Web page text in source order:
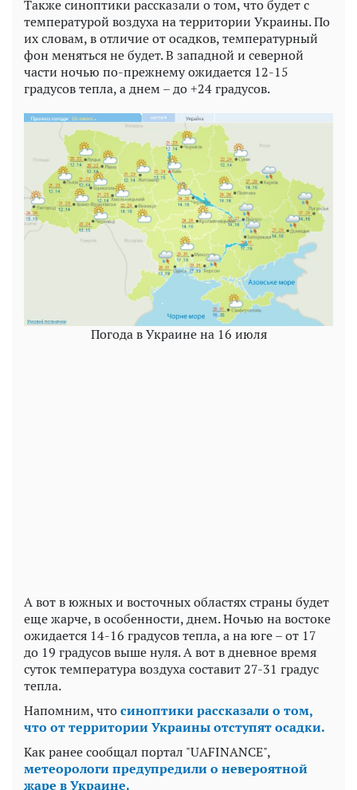
Также синоптики рассказали о том, что будет с
температурой воздуха на территории Украины. По
их словам, в отличие от осадков, температурный
фон меняться не будет. В западной и северной
части ночью по-прежнему ожидается 12-15
градусов тепла, а днем – до +24 градусов.
Погода в Украине на 16 июля
А вот в южных и восточных областях страны будет
еще жарче, в особенности, днем. Ночью на востоке
ожидается 14-16 градусов тепла, а на юге – от 17
до 19 градусов выше нуля. А вот в дневное время
суток температура воздуха составит 27-31 градус
тепла.
Напомним, чтосиноптики рассказали о том,
что от территории Украины отступят осадки.
Как ранее сообщал портал "UAFINANCE",
метеорологи предупредили о невероятной
жаре в Украине.